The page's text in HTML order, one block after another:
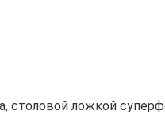
столовой ложкой